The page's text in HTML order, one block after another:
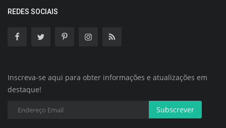
REDES SOCIAIS
Inscreva-se aqui para obter informações e atualizações em
destaque!
Subscrever